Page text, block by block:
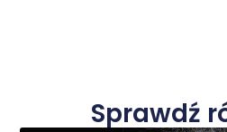
Sprawdź